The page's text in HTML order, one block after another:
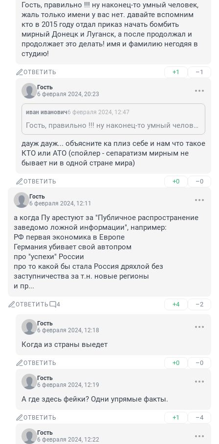
Гость, правильно !!! ну наконец-то умный человек,
жаль только имени у вас нет. давайте вспомним
кто в 2015 году отдал приказ начать бомбить
мирный Донецк и Луганск, а после продолжал и
продолжает это делать! имя и фамилию негодяя в
студию!
ОТВЕТИТЬ +1 –1
Гость
6 февраля 2024, 20:23
иван иванович6 февраля 2024, 12:47
Гость, правильно !!! ну наконец-то умный человек, жаль только имени у вас нет. давайте вспомним кто в 2015 году отдал приказ начать бомбить мирный Донецк и Луганск, а после продолжал и продолжает это делать! имя и фамилию негодяя в студию!
дауж дауж... объясните ка плиз себе и нам что такое
КТО или АТО (спойлер - сепаратизм мирным не
бывает ни в одной стране мира)
ОТВЕТИТЬ +0 –0
Гость
6 февраля 2024, 12:11
а когда Пу арестуют за "Публичное распространение
заведомо ложной информации", например:
РФ первая экономика в Европе
Германия убивает свой автопром
про "успехи" России
про то какой бы стала Россия дряхлой без
заступничества за т.н. новые регионы
и пр...
ОТВЕТИТЬ 4 +4 –2
Гость
6 февраля 2024, 12:18
Когда из страны выедет
ОТВЕТИТЬ +0 –0
Гость
6 февраля 2024, 12:19
А где здесь фейки? Одни упрямые факты.
ОТВЕТИТЬ +1 –4
Гость
6 февраля 2024, 12:22